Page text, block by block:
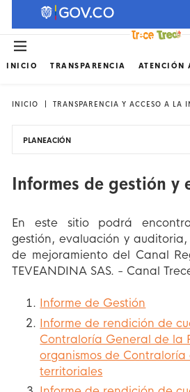
INICIO TRANSPARENCIA ATENCIÓN
INICIO TRANSPARENCIA Y ACCESO A LA
PLANEACIÓN
Informes de gestión y
En este sitio podrá
gestión, evaluación y
de mejoramiento del Canal
TEVEANDINA SAS. - Canal
Informe de Gestión
Informe de rendición de
Contraloría General de la
organismos de Contraloría
territoriales